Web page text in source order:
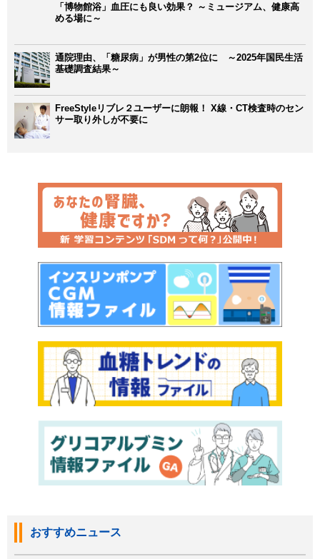
「博物館浴」血圧にも良い効果？ ～ミュージアム、健康高
める場に～
通院理由、「糖尿病」が男性の第2位に ～2025年国民生活
基礎調査結果～
FreeStyleリブレ２ユーザーに朗報！ X線・CT検査時のセン
サー取り外しが不要に
おすすめニュース